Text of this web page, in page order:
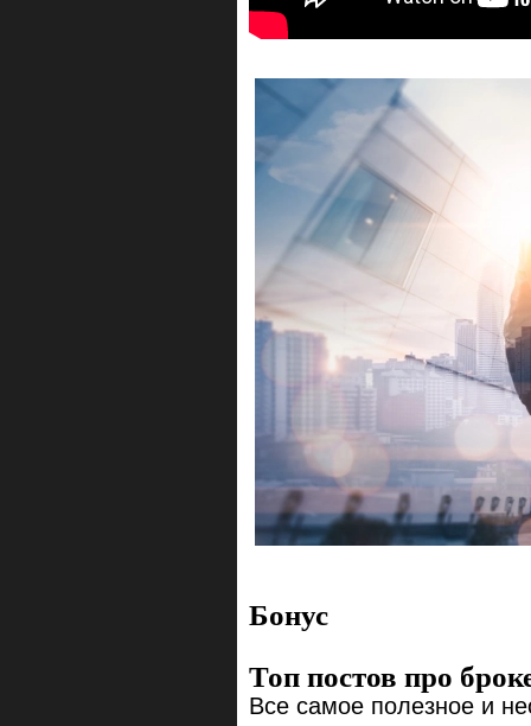
Бонус
Топ постов про
Все самое полезное и